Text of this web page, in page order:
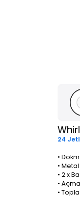
24
•
• Metal
• 2 x
•
•